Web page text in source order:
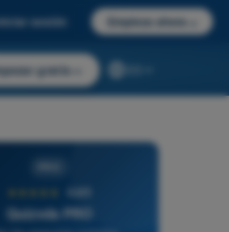
sesión Empieza ahora
gratis
4,6/5
Quizvds PRO